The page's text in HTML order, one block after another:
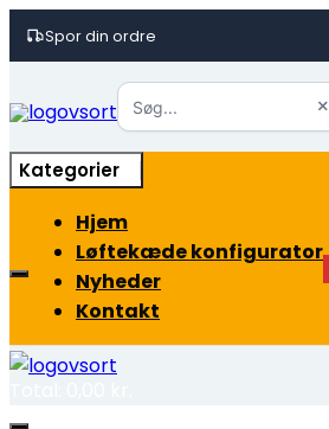
Spor din ordre
to
Søg... ×
Kategorier
Hjem
Løftekæde konfigurator
Nyheder
Kontakt